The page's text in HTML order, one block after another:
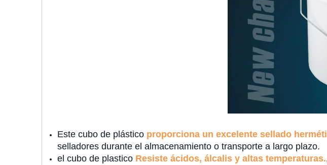
Este cubo de plástico proporciona un excelente sellado
selladores durante el almacenamiento o transporte a largo plazo.
el cubo de plastico Resiste ácidos, álcalis y altas temperaturas.